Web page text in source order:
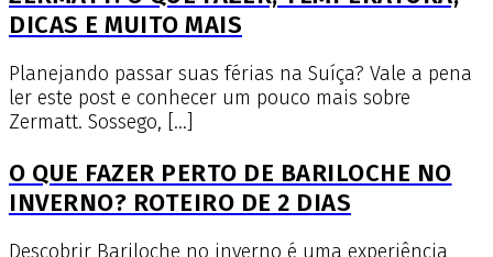
DICAS E MUITO MAIS
Planejando passar suas férias na Suíça? Vale a pena
ler este post e conhecer um pouco mais sobre
Zermatt. Sossego, […]
O QUE FAZER PERTO DE BARILOCHE NO
INVERNO? ROTEIRO DE 2 DIAS
Descobrir Bariloche no inverno é uma experiência